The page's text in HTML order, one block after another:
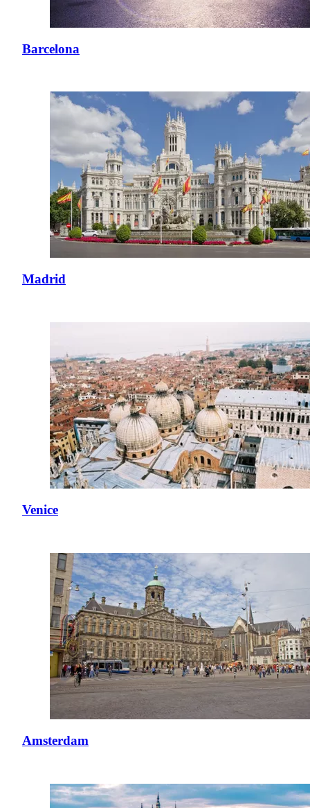
Barcelona
Madrid
Venice
Amsterdam